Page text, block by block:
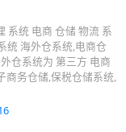
系统 电商 仓储 物流 系
统 海外仓系统,电商仓
仓系统为 第三方 电商
商务仓储,保税仓储系统,